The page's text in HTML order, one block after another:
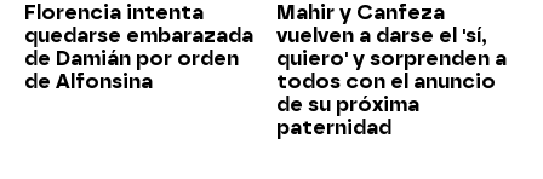
Florencia intenta
quedarse embarazada
de Damián por orden
de Alfonsina
Mahir y Canfeza
vuelven a darse el 'sí,
quiero' y sorprenden a
todos con el anuncio
de su próxima
paternidad